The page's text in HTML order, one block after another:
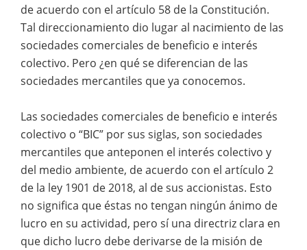
de acuerdo con el artículo 58 de la Constitución.
Tal direccionamiento dio lugar al nacimiento de las
sociedades comerciales de beneficio e interés
colectivo. Pero ¿en qué se diferencian de las
sociedades mercantiles que ya conocemos.
Las sociedades comerciales de beneficio e interés
colectivo o “BIC” por sus siglas, son sociedades
mercantiles que anteponen el interés colectivo y
del medio ambiente, de acuerdo con el artículo 2
de la ley 1901 de 2018, al de sus accionistas. Esto
no significa que éstas no tengan ningún ánimo de
lucro en su actividad, pero sí una directriz clara en
que dicho lucro debe derivarse de la misión de